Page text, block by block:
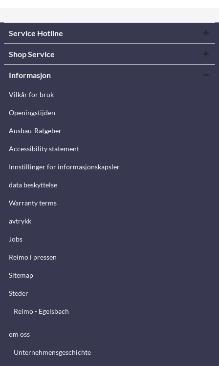
Service Hotline
Shop Service
Informasjon
Vilkår for bruk
Openingstijden
Ausbau-Ratgeber
Accessibility statement
Innstillinger for informasjonskapsler
data beskyttelse
Warranty terms
avtrykk
Jobs
Reimo i pressen
Sitemap
Steder
Reimo - Egelsbach
om oss
Unternehmensgeschichte